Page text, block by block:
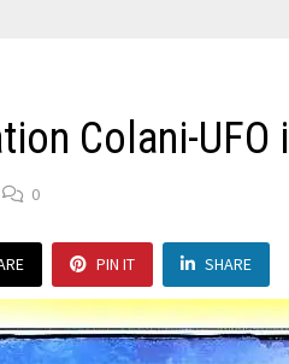
Colani-UFO
0
PIN IT SHARE